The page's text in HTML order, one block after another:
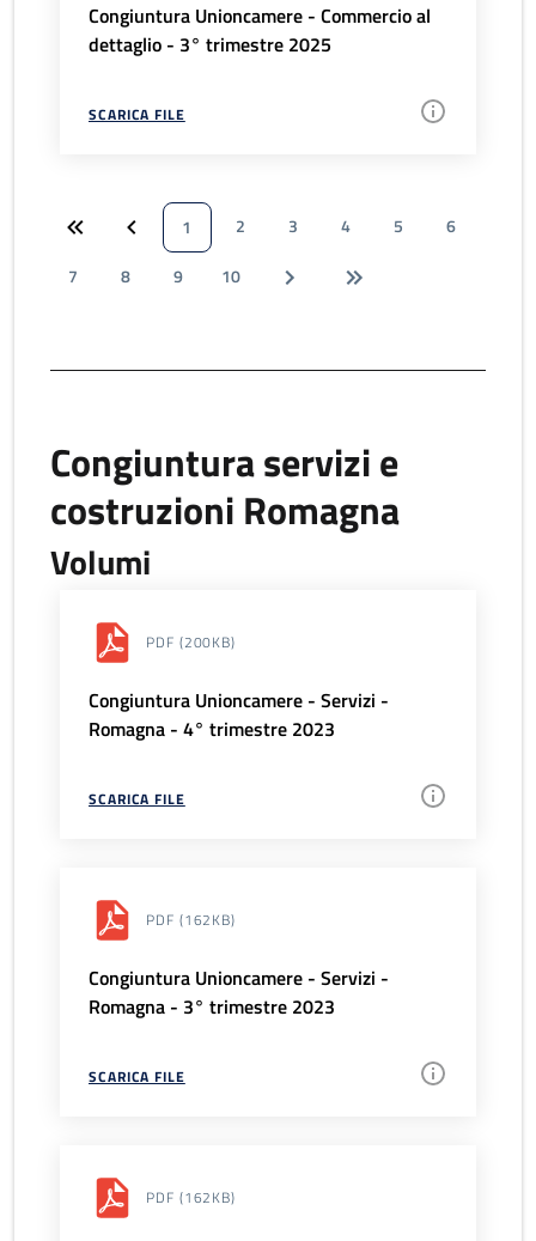
Congiuntura Unioncamere - Commercio al
dettaglio - 3° trimestre 2025
SCARICA FILE
1 2 3 4 5
6
7
8 9 10
Congiuntura servizi e
costruzioni Romagna
Volumi
PDF (200KB)
Congiuntura Unioncamere - Servizi -
Romagna - 4° trimestre 2023
SCARICA FILE
PDF (162KB)
Congiuntura Unioncamere - Servizi -
Romagna - 3° trimestre 2023
SCARICA FILE
PDF (162KB)